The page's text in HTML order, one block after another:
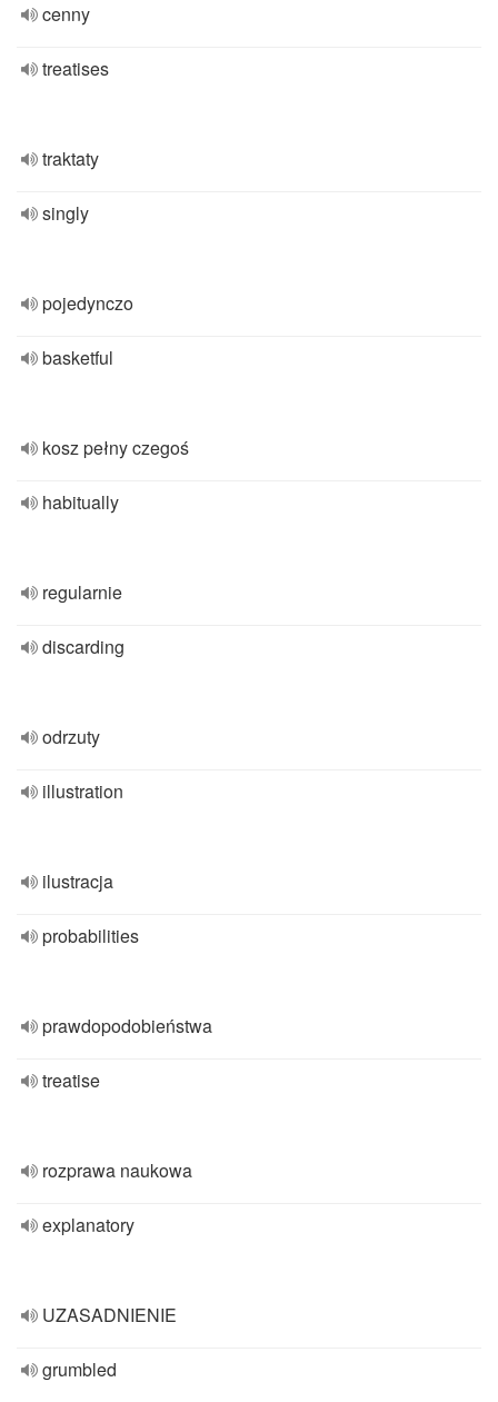
cenny
treatises
traktaty
singly
pojedynczo
basketful
kosz pełny czegoś
habitually
regularnie
discarding
odrzuty
illustration
ilustracja
probabilities
prawdopodobieństwa
treatise
rozprawa naukowa
explanatory
UZASADNIENIE
grumbled